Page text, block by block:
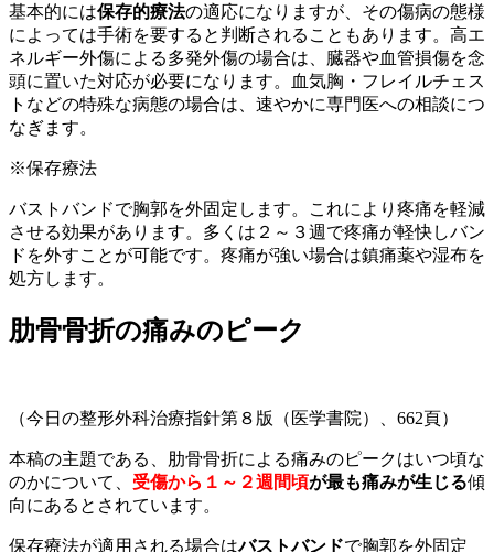
基本的には保存的療法の適応になりますが 、その傷病の態様
によっては手術を要すると判断されることもあります。高エ
ネルギー外傷による多発外傷の場合は、臓器や血管損傷を念
頭に置いた対応が必要になります。血気胸・フレイルチェス
トなどの特殊な病態の場合は、速やかに専門医への相談につ
なぎます。
※保存療法
バストバンドで胸郭を外固定します。これにより疼痛を軽減
させる効果があります。 多くは２～３週で疼痛が軽快しバン
ドを外すことが可能です。疼痛が強い場合は鎮痛薬や湿布を
処方します。
肋骨骨折の痛みのピーク
（今日の整形外科治療指針第８版（医学書院）、662頁）
本稿の主題である、肋骨骨折による痛みのピークはいつ頃な
のかについて、 受傷から１～２週間頃が最も痛みが生じる傾
向にあるとされています。
保存療法が適用される場合はバストバンドで胸郭を外固定